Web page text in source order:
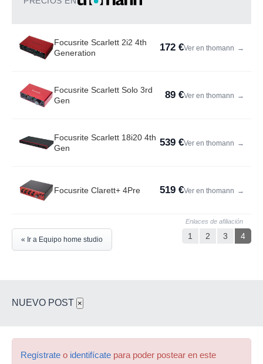
Focusrite Scarlett 2i2 4th
Generation
172 €Ver en thomann →
Focusrite Scarlett Solo 3rd
Gen
89 €Ver en thomann →
Focusrite Scarlett 18i20 4th
Gen
539 €Ver en thomann →
Focusrite Clarett+ 4Pre 519 €Ver en thomann →
Enlaces de afiliación
1 2 3 4
« Ir a Equipo home studio
NUEVO POST ×
Regístrate o identifícate para poder postear en este